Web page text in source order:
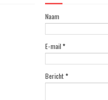
Naam
E-mail*
Bericht*